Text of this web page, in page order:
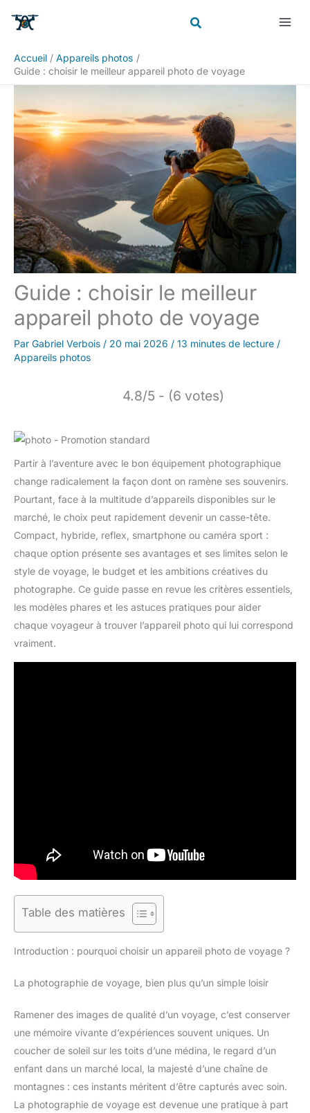
Accueil
Appareils photos
Guide : choisir le meilleur appareil photo de voyage
Guide : choisir le meilleur
appareil photo de voyage
Par Gabriel Verbois / 20 mai 2026 / 13 minutes de lecture /
Appareils photos
4.8/5 - (6 votes)
Partir à l’aventure avec le bon équipement photographique
change radicalement la façon dont on ramène ses souvenirs.
Pourtant, face à la multitude d’appareils disponibles sur le
marché, le choix peut rapidement devenir un casse-tête.
Compact, hybride, reflex, smartphone ou caméra sport :
chaque option présente ses avantages et ses limites selon le
style de voyage, le budget et les ambitions créatives du
photographe. Ce guide passe en revue les critères essentiels,
les modèles phares et les astuces pratiques pour aider
chaque voyageur à trouver l’appareil photo qui lui correspond
vraiment.
Table des matières
Introduction : pourquoi choisir un appareil photo de voyage ?
La photographie de voyage, bien plus qu’un simple loisir
Ramener des images de qualité d’un voyage, c’est conserver
une mémoire vivante d’expériences souvent uniques. Un
coucher de soleil sur les toits d’une médina, le regard d’un
enfant dans un marché local, la majesté d’une chaîne de
montagnes : ces instants méritent d’être capturés avec soin.
La photographie de voyage est devenue une pratique à part